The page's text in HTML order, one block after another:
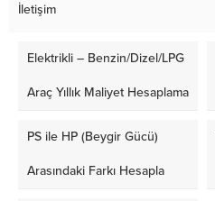
İletişim
Elektrikli – Benzin/Dizel/LPG
Araç Yıllık Maliyet Hesaplama
PS ile HP (Beygir Gücü)
Arasındaki Farkı Hesapla